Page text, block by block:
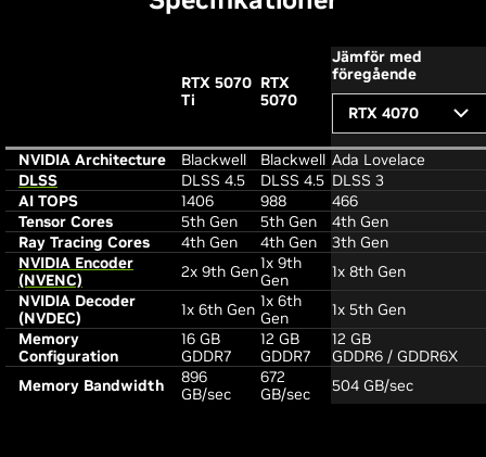
RTX 5070
Ti
RTX
5070
Jämför med
föregående
RTX 4070
NVIDIA Architecture Blackwell Blackwell Ada Lovelace
DLSS
DLSS 4.5 DLSS 4.5 DLSS 3
AI TOPS
1406 988
466
Tensor Cores
5th Gen 5th Gen
4th Gen
Ray Tracing Cores
4th Gen 4th Gen
3th Gen
NVIDIA Encoder
(NVENC)
2x 9th Gen1x 9th
Gen
1x 8th Gen
NVIDIA Decoder
(NVDEC)
1x 6th Gen 1x 6th
Gen
1x 5th Gen
Memory
Configuration
16 GB
GDDR7
12 GB
GDDR7
12 GB
GDDR6 / GDDR6X
Memory Bandwidth
896
GB/sec
672
GB/sec
504 GB/sec